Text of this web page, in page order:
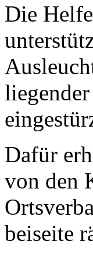
Die
Dafür
von den
beiseite